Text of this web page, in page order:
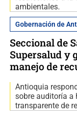
ambientales.
Gobernación de
Seccional de
Supersalud y
manejo de
Antioquia
sobre auditoría a
transparente de